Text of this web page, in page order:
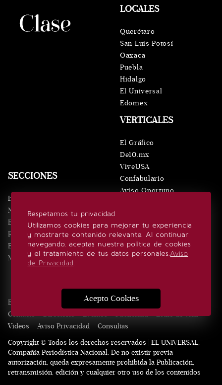
Respetamos tu privacidad
Utilizamos cookies para mejorar tu experiencia
y mostrarte contenido relevante. Al continuar
navegando, aceptas nuestra política de cookies
y el tratamiento de tus datos personales.Aviso
de Privacidad.
Acepto Cookies
SECCIONES
Inicio
Noticias
Eventos
Realeza
Estilo de vida
Minuto x Minuto
VERTICALES
El Gráfico
De10.mx
ViveUSA
Confabulario
Aviso Oportuno
LOCALES
Querétaro
San Luis Potosí
Oaxaca
Puebla
Hidalgo
El Universal
Edomex
SÍGUENOS
Edición Impresa Noticias Quiénes somos
Contacto
Directorio Eventos Publicidad
Estilo de vida
Videos
Aviso Privacidad
Consultas
Copyright © Todos los derechos reservados | EL UNIVERSAL,
Compañía Periodística Nacional. De no existir previa
autorización, queda expresamente prohibida la Publicación,
retransmisión, edición y cualquier otro uso de los contenidos